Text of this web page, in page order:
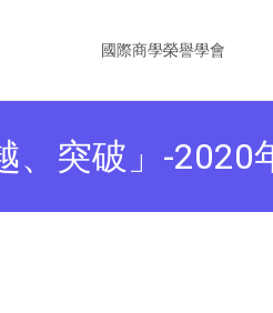
國際商學榮譽學會
、突破」-